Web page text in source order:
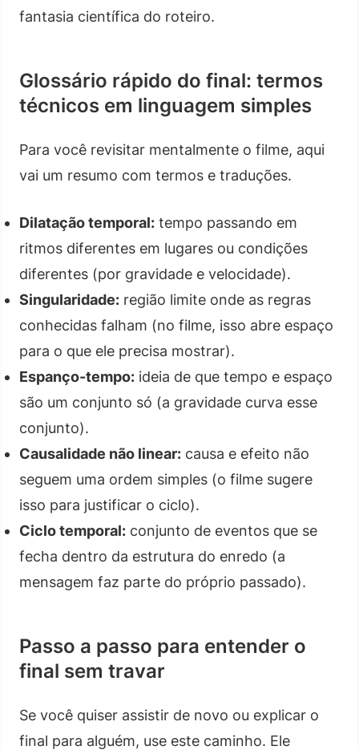
fantasia científica do roteiro.
Glossário rápido do final: termos
técnicos em linguagem simples
Para você revisitar mentalmente o filme, aqui
vai um resumo com termos e traduções.
Dilatação temporal: tempo passando em
ritmos diferentes em lugares ou condições
diferentes (por gravidade e velocidade).
Singularidade: região limite onde as regras
conhecidas falham (no filme, isso abre espaço
para o que ele precisa mostrar).
Espanço-tempo: ideia de que tempo e espaço
são um conjunto só (a gravidade curva esse
conjunto).
Causalidade não linear: causa e efeito não
seguem uma ordem simples (o filme sugere
isso para justificar o ciclo).
Ciclo temporal: conjunto de eventos que se
fecha dentro da estrutura do enredo (a
mensagem faz parte do próprio passado).
Passo a passo para entender o
final sem travar
Se você quiser assistir de novo ou explicar o
final para alguém, use este caminho. Ele